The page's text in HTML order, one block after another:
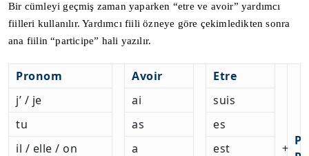
Bir cümleyi geçmiş zaman yaparken “etre ve avoir” yardımcı
fiilleri kullanılır. Yardımcı fiili özneye göre çekimledikten sonra
ana fiilin “participe” hali yazılır.
Pronom Avoir Etre
+
j’ / je ai
suis
tu
as
es
il / elle / on
a
est